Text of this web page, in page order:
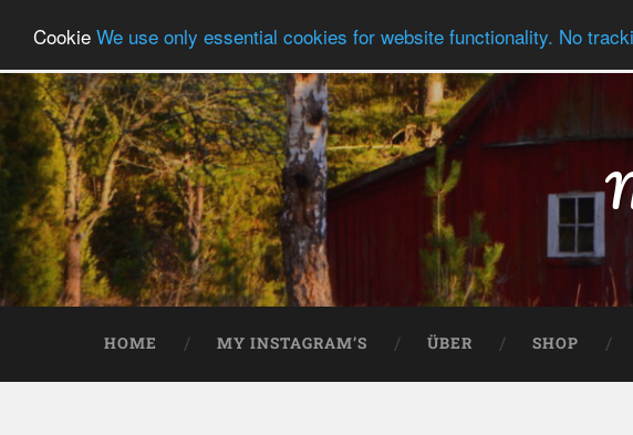
Cookie We use only essential cookies for website functionality. No
HOME MY INSTAGRAM’S ÜBER SHOP